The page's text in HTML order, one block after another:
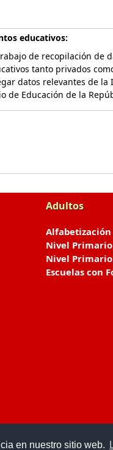
en nuestro sitio web.
educativos:
de recopilación de
tanto privados
datos relevantes de
de Educación de la
Adultos
Nivel
Nivel
Escuelas con